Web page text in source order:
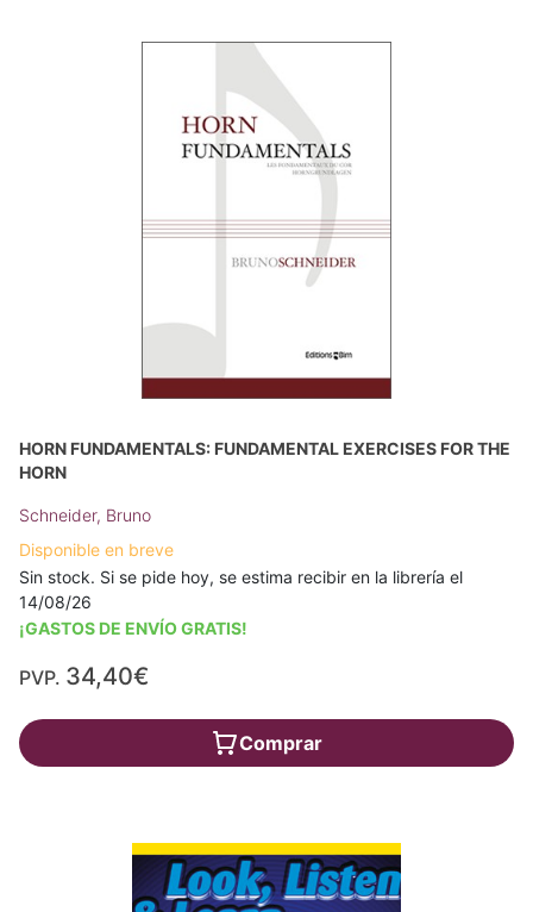
HORN FUNDAMENTALS: FUNDAMENTAL EXERCISES FOR THE
HORN
Schneider, Bruno
Disponible en breve
Sin stock. Si se pide hoy, se estima recibir en la librería el
14/08/26
¡GASTOS DE ENVÍO GRATIS!
PVP. 34,40€
Comprar